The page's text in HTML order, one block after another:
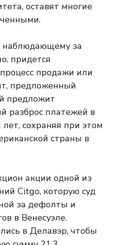
оставят многие
наблюдающему за
придется
продажи или
предложенный
предложит
разброс платежей в
сохраняя при этом
страны в
акции одной из
Citgo, которую суд
за дефолты и
в Венесуэле.
в Делавэр, чтобы